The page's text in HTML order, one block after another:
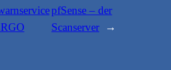
pfSense – der
Scanserver
→